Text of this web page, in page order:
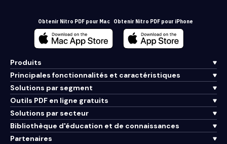
Obtenir Nitro PDF pour Mac Obtenir Nitro PDF pour iPhone
Produits
Principales fonctionnalités et caractéristiques
Solutions par segment
Outils PDF en ligne gratuits
Solutions par secteur
Bibliothèque d'éducation et de connaissances
Partenaires